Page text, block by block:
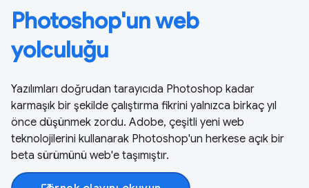
Photoshop'un web
yolculuğu
Yazılımları doğrudan tarayıcıda Photoshop kadar
karmaşık bir şekilde çalıştırma fikrini yalnızca birkaç yıl
önce düşünmek zordu. Adobe, çeşitli yeni web
teknolojilerini kullanarak Photoshop'un herkese açık bir
beta sürümünü web'e taşımıştır.